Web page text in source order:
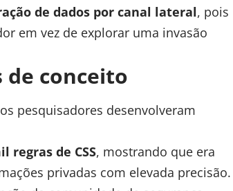
de dados por canal lateral, pois
em vez de explorar uma invasão
de conceito
pesquisadores desenvolveram
regras de CSS, mostrando que era
privadas com elevada precisão.